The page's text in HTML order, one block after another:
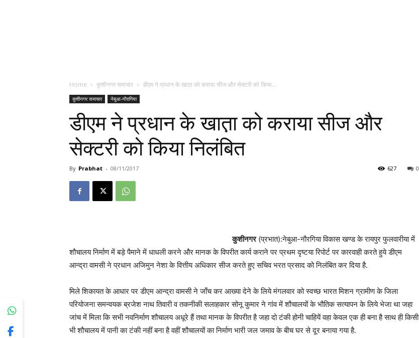
Home कुशीनगर समाचार डीएम ने प्रधान के खात़ा को कराया सीज और सेक्टरी को किया...
कुशीनगर समाचार नेबुआ-नौरागिया
डीएम ने प्रधान के खात़ा को कराया सीज और
सेक्टरी को किया निलंबित
By Prabhat - 08/11/2017 0
627
कुशीनगर(प्रभात):नेबुआ-नौरगिया विकास खण्ड के रायपुर फुलवारीया में
शौचालय निर्माण में बड़े पैमाने में धाधली करने और मानक के विपरीत कार्य कराने पर प्रथम दृष्टया रिपोर्ट पर कारवाही करते हुये डीएम
आन्द्रा वामसी ने प्रधान अजिमुन नेशा के वित्तीय अधिकार सीज करते हुए सचिव भरत प्रसाद को निलंबित कर दिया है.
मिले शिकायत के आधार पर डीएम आन्द्रा वामसी ने जाँच कर आख्या देने के लिये मंगलवार को स्वच्छ भारत मिशन ग्रामीण के जिला
परियोजना समन्वयक ब्रजेश नाथ तिवारी व तकनीकी सलाहकार सोनू कुमार ने गांव में शौचालयों के भौतिक सत्यापन के लिये भेजा था जहा
जांच में मिला कि सभी नवनिर्माण शौचालय अधूरे हैं तथा मानक के विपरीत है जहा दो टंकी होनी चाहियें वहा केवल एक ही बना है साथ ही किसी
भी शौचालय में पानी का टंकी नहीं बना है वहीं शौचालयों का निर्माण भारी जल जमाव के बीच घर से दूर बनाया गया है.